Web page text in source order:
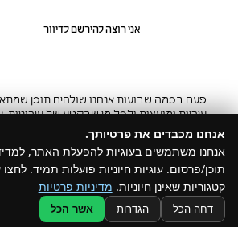
פעם בכמה שבועות אנחנו שולחים תוכן
עיריות ומועצות ולכל מי שבקטע של
@ כל הזכויות שמורות ל –Build
אנחנו מכבדים את פרטיותך.
אנחנו משתמשים בעוגיות להפעלת האתר,
תוכן/פרסום. עוגיות חיוניות פועלות תמיד.
קטגוריות שאינן חיוניות. מדיניות פרטיות
דחה הכל הגדרות אשר הכל